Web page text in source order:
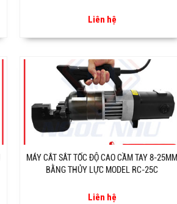
Liên hệ
MÁY CẮT SẮT TỐC ĐỘ CAO CẦM TAY 8-25MM
BẰNG THỦY LỰC MODEL RC-25C
Liên hệ